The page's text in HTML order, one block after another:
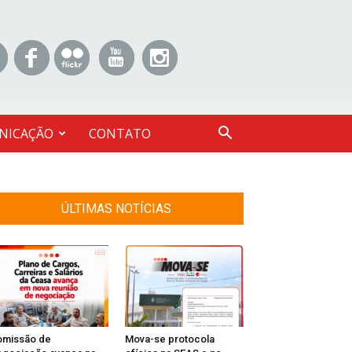
CONTATO
ÚLTIMAS NOTÍCIAS
de
Mova-se protocola